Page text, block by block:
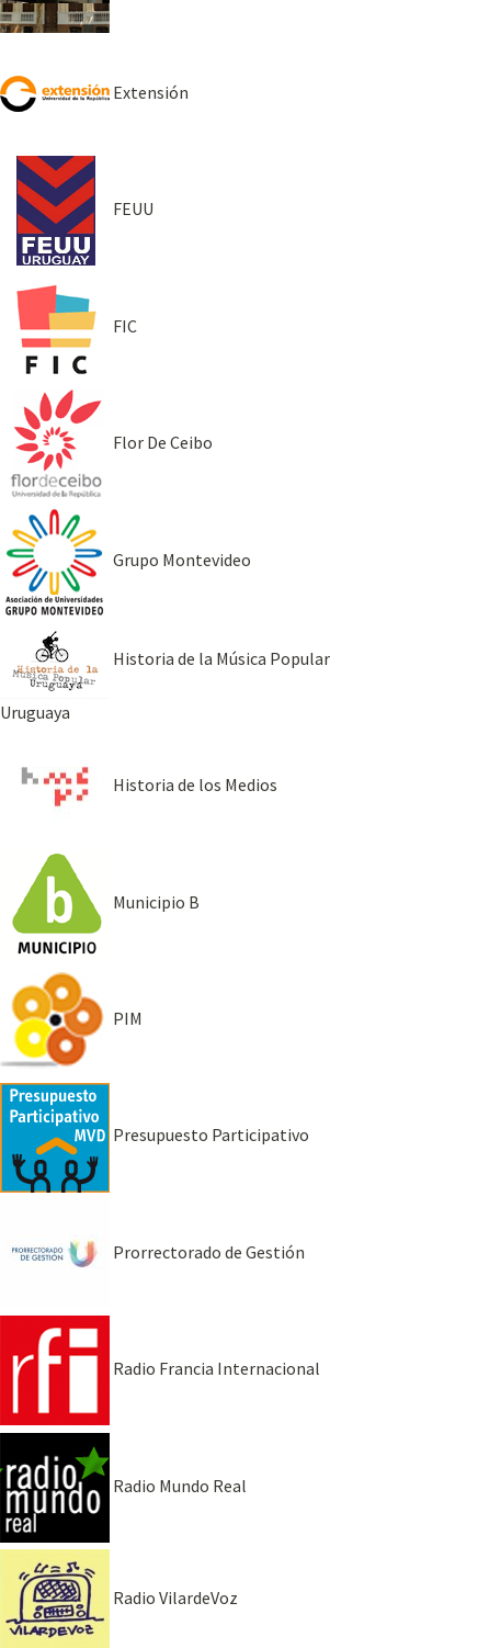
Extensión
FEUU
FIC
Flor De Ceibo
Grupo Montevideo
Historia de la Música Popular
Uruguaya
Historia de los Medios
Municipio B
PIM
Presupuesto Participativo
Prorrectorado de Gestión
Radio Francia Internacional
Radio Mundo Real
Radio VilardeVoz